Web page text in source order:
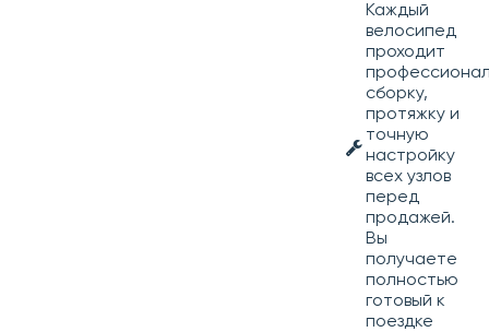
Каждый
велосипед
проходит
сборку,
протяжку и
точную
настройку
всех узлов
перед
продажей.
Вы
получаете
полностью
готовый к
поездке